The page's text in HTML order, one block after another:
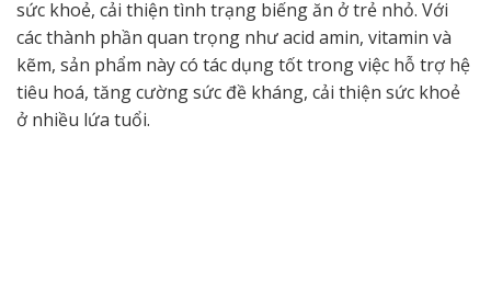
sức khoẻ, cải thiện tình trạng biếng ăn ở trẻ nhỏ. Với
các thành phần quan trọng như acid amin, vitamin và
kẽm, sản phẩm này có tác dụng tốt trong việc hỗ trợ hệ
tiêu hoá, tăng cường sức đề kháng, cải thiện sức khoẻ
ở nhiều lứa tuổi.